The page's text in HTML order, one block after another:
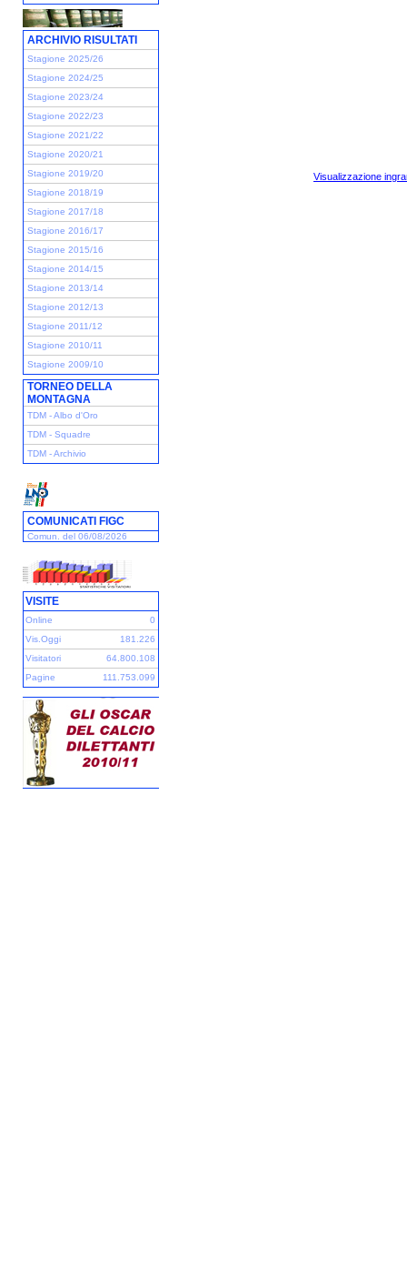
ARCHIVIO RISULTATI
Stagione 2025/26
Stagione 2024/25
Stagione 2023/24
Stagione 2022/23
Stagione 2021/22
Stagione 2020/21
Stagione 2019/20
Stagione 2018/19
Stagione 2017/18
Stagione 2016/17
Stagione 2015/16
Stagione 2014/15
Stagione 2013/14
Stagione 2012/13
Stagione 2011/12
Stagione 2010/11
Stagione 2009/10
TORNEO DELLA
MONTAGNA
TDM - Albo d'Oro
TDM - Squadre
TDM - Archivio
COMUNICATI FIGC
Comun. del 06/08/2026
VISITE
Online
0
Vis.Oggi
181.226
Visitatori
64.800.108
Pagine
111.753.099
Visualizzazione